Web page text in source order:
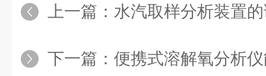
上一篇： 水汽取样分析装置
下一篇： 便携式溶解氧分析仪能